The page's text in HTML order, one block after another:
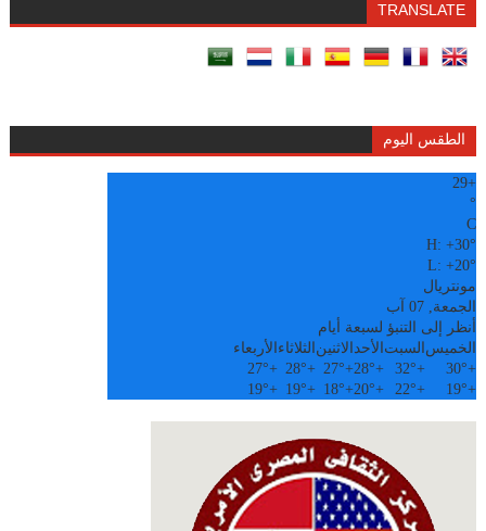
TRANSLATE
الطقس اليوم
+
29
°
C
H:+30°
L:+20°
مونتريال
الجمعة, 07 آب
أنظر إلى التنبؤ لسبعة أيام
الخميس السبت الأحدالاثنين الثلاثاء الأربعاء
+
30°
+
32°
+
28°
+
27°
+
28°
+
27°
+
19°
+
22°
+
20°
+
18°
+
19°
+
19°